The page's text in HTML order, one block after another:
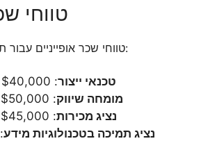
טווחי
טווחי שכר אופייניים עבור תפקידים שונים כוללים:
טכנאי ייצור: $40,000 – $60,000
מומחה שיווק: $50,000 – $80,000
נציג מכירות: $45,000 – $70,000
נציג תמיכה בטכנולוגיות מידע